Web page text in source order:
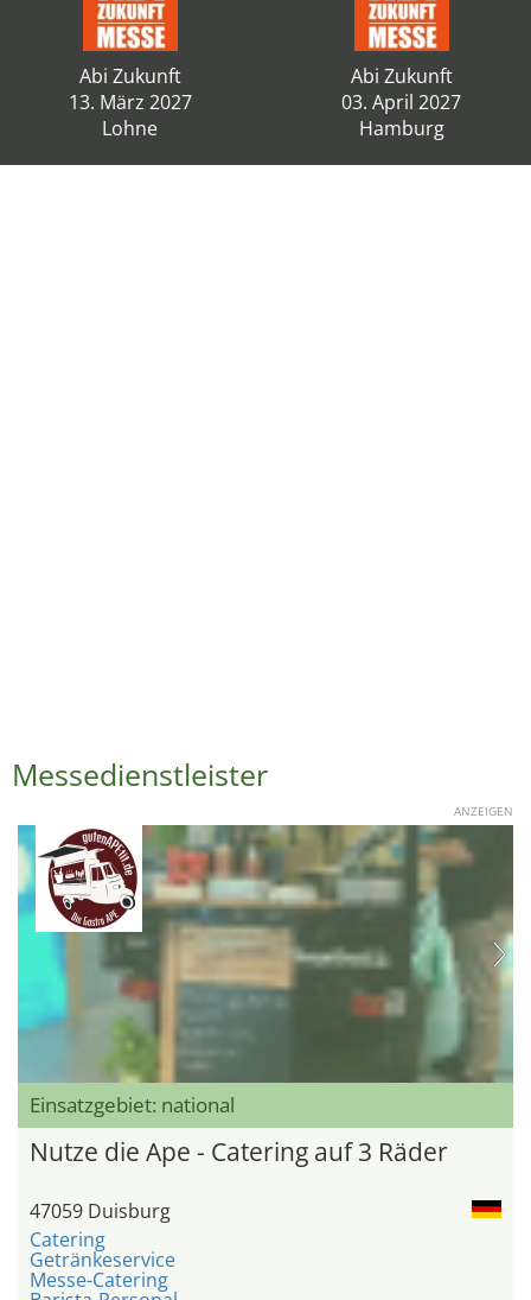
Abi Zukunft
13. März 2027
Lohne
Abi Zukunft
03. April 2027
Hamburg
Messedienstleister
ANZEIGEN
Einsatzgebiet: national
Nutze die Ape - Catering auf 3 Räder
47059 Duisburg
Catering
Getränkeservice
Messe-Catering